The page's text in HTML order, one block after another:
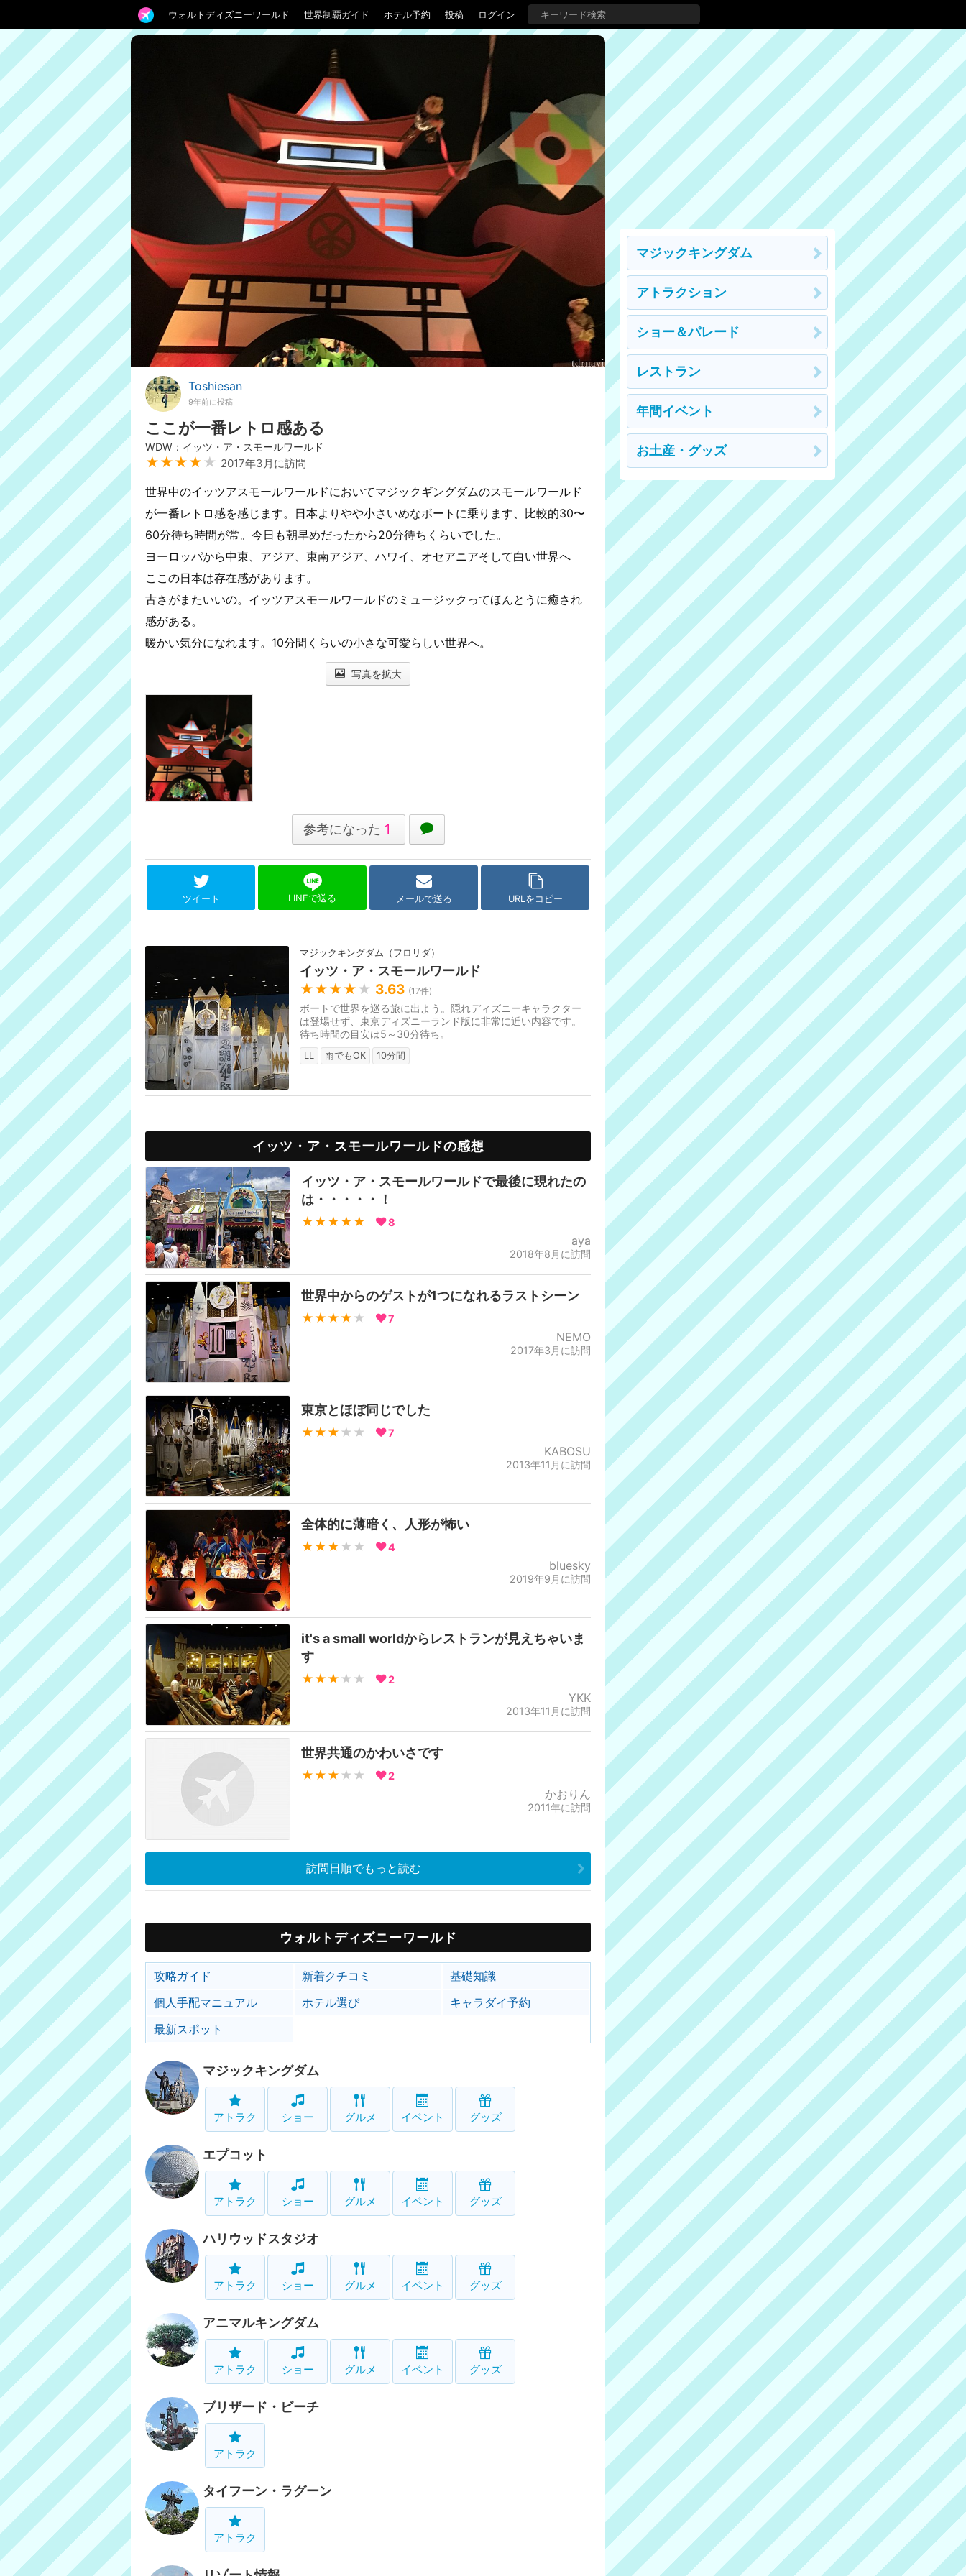
ウォルトディズニーワールド 世界制覇ガイド ホテル予約 投稿 ログイン
Toshiesan
9年前に投稿
ここが一番レトロ感ある
WDW：イッツ・ア・スモールワールド
★★★★ ★ 2017年3月に訪問
世界中のイッツアスモールワールドにおいてマジックギングダムのスモールワールド
が一番レトロ感を感じます。日本よりやや小さいめなボートに乗ります、比較的30〜
60分待ち時間が常。今日も朝早めだったから20分待ちくらいでした。
ヨーロッパから中東、アジア、東南アジア、ハワイ、オセアニアそして白い世界へ
ここの日本は存在感があります。
古さがまたいいの。イッツアスモールワールドのミュージックってほんとうに癒され
感がある。
暖かい気分になれます。10分間くらいの小さな可愛らしい世界へ。
写真を拡大
参考になった 1
ツイート LINEで送る メールで送る URLをコピー
マジックキングダム（フロリダ）
イッツ・ア・スモールワールド
★★★★ ★ 3.63 (17件)
ボートで世界を巡る旅に出よう。隠れディズニーキャラクター
は登場せず、東京ディズニーランド版に非常に近い内容です。
待ち時間の目安は5～30分待ち。
LL 雨でもOK 10分間
イッツ・ア・スモールワールドの感想
イッツ・ア・スモールワールドで最後に現れたの
は・・・・・！
★★★★★ 8
aya
2018年8月に訪問
世界中からのゲストが1つになれるラストシーン
★★★★ ★ 7
NEMO
2017年3月に訪問
東京とほぼ同じでした
★★★ ★★ 7
KABOSU
2013年11月に訪問
全体的に薄暗く、人形が怖い
★★★ ★★ 4
bluesky
2019年9月に訪問
it's a small worldからレストランが見えちゃいま
す
★★★ ★★ 2
YKK
2013年11月に訪問
世界共通のかわいさです
★★★ ★★ 2
かおりん
2011年に訪問
訪問日順でもっと読む
ウォルトディズニーワールド
攻略ガイド 新着クチコミ
基礎知識
個人手配マニュアル
ホテル選び
キャラダイ予約
最新スポット
マジックキングダム
アトラク ショー グルメ イベント グッズ
エプコット
アトラク ショー グルメ イベント グッズ
ハリウッドスタジオ
アトラク ショー グルメ イベント グッズ
アニマルキングダム
アトラク ショー グルメ イベント グッズ
ブリザード・ビーチ
アトラク
タイフーン・ラグーン
アトラク
マジックキングダム
アトラクション
ショー＆パレード
レストラン
年間イベント
お土産・グッズ